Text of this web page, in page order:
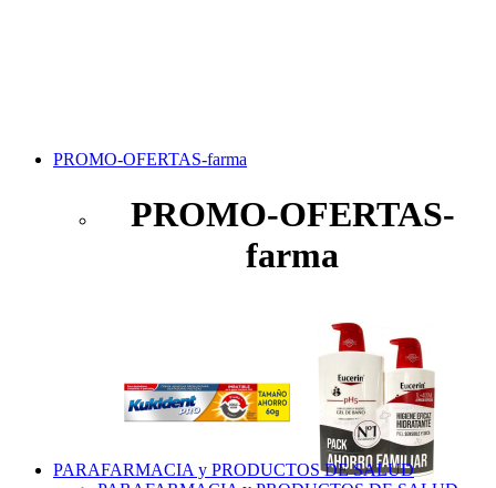
PROMO-OFERTAS-farma
PROMO-OFERTAS-
farma
PARAFARMACIA y PRODUCTOS DE SALUD